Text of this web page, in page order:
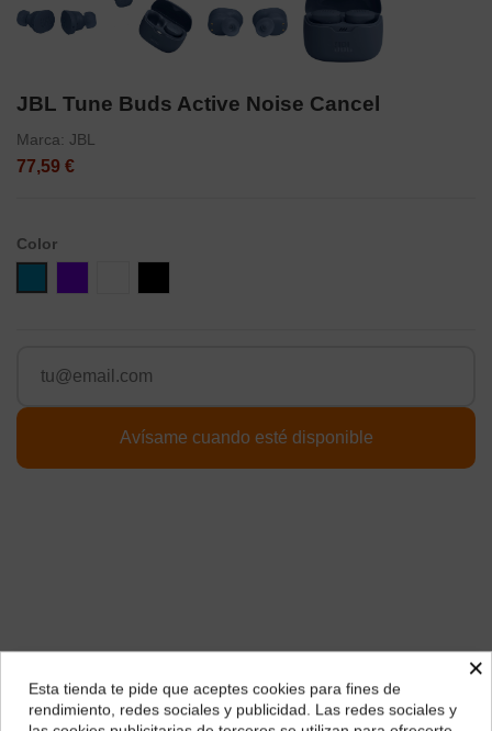
JBL Tune Buds Active Noise Cancel
Marca: JBL
77,59 €
Color
Descripción¿Dónde deseas recibir tu pedido?
×
Esta tienda te pide que aceptes cookies para fines de
rendimiento, redes sociales y publicidad. Las redes sociales y